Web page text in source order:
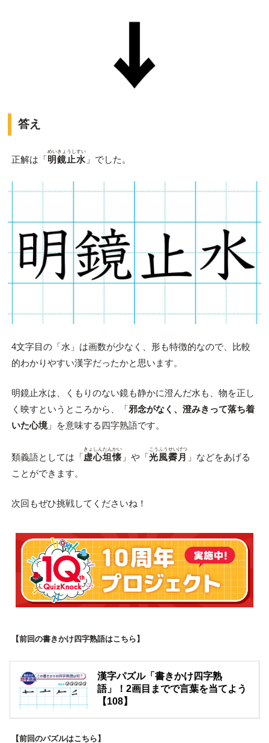
答え
正解は「明鏡止水
めいきょうしすい
」でした。
4文字目の「水」は画数が少なく、形も特徴的なので、比較
的わかりやすい漢字だったかと思います。
明鏡止水は、くもりのない鏡も静かに澄んだ水も、物を正し
く映すというところから、「邪念がなく、澄みきって落ち着
いた心境」を意味する四字熟語です。
類義語としては「虚心坦懐
きょしんたんかい
」や「光風霽月
こうふうせいげつ
」などをあげる
ことができます。
次回もぜひ挑戦してくださいね！
【前回の書きかけ四字熟語はこちら】
漢字パズル「書きかけ四字熟
語」！2画目までで言葉を当てよう
【108】
【前回のパズルはこちら】